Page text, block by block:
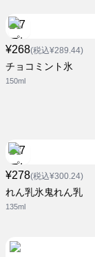
¥268(税込¥289.44)
チョコミント氷
150ml
¥278(税込¥300.24)
れん乳氷鬼れん乳
135ml